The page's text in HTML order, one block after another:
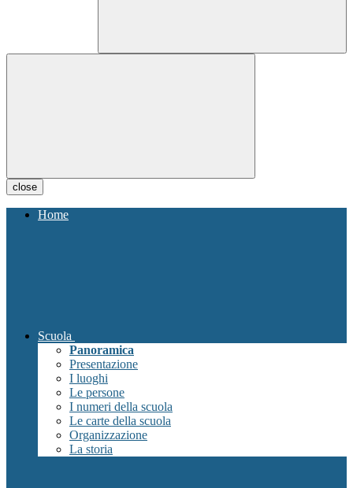
close
Home
Scuola
Panoramica
Presentazione
I luoghi
Le persone
I numeri della scuola
Le carte della scuola
Organizzazione
La storia